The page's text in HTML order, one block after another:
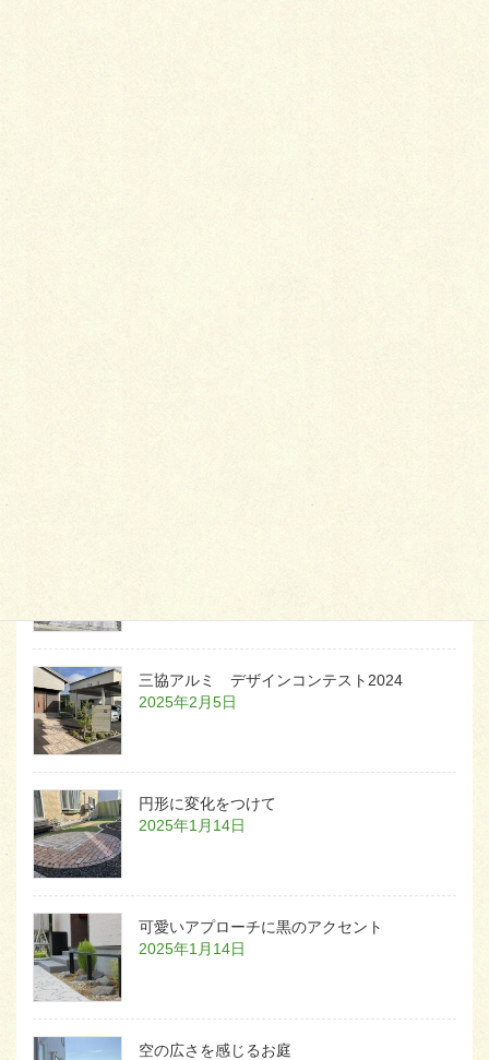
三協アルミ デザインコンテスト2024
2025年2月5日
円形に変化をつけて
2025年1月14日
可愛いアプローチに黒のアクセント
2025年1月14日
空の広さを感じるお庭